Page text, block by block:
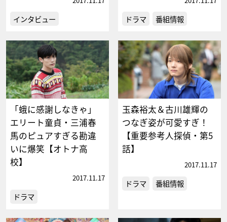
インタビュー ドラマ 番組情報
「蛾に感謝しなきゃ」
エリート童貞・三浦春
馬のピュアすぎる勘違
いに爆笑【オトナ高
校】
2017.11.17
ドラマ
玉森裕太＆古川雄輝の
つなぎ姿が可愛すぎ！
【重要参考人探偵・第5
話】
2017.11.17
ドラマ 番組情報